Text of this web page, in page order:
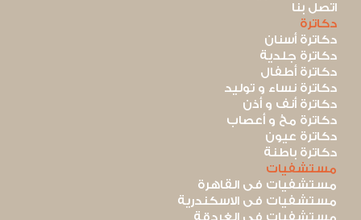
اتصل بنا
دكاترة
دكاترة أسنان
دكاترة جلدية
دكاترة أطفال
دكاترة نساء و توليد
دكاترة أنف و أذن
دكاترة مخ و أعصاب
دكاترة عيون
دكاترة باطنة
مستشفيات
مستشفيات فى القاهرة
مستشفيات فى الاسكندرية
مستشفيات فى الغردقة